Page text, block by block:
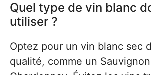
Quel type de vin blanc
utiliser ?
Optez pour un vin blanc sec
qualité, comme un